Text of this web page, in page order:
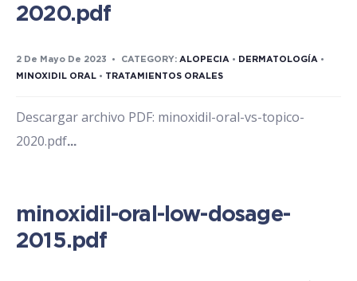
2020.pdf
2 De Mayo De 2023 • CATEGORY: ALOPECIA • DERMATOLOGÍA •
MINOXIDIL ORAL • TRATAMIENTOS ORALES
Descargar archivo PDF: minoxidil-oral-vs-topico-
2020.pdf...
minoxidil-oral-low-dosage-
2015.pdf